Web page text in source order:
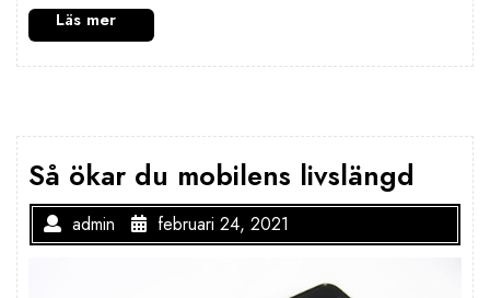
Så ökar du mobilens livslängd
admin februari 24, 2021